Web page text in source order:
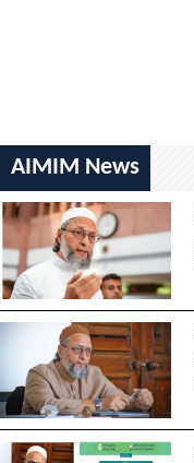
AIMIM News